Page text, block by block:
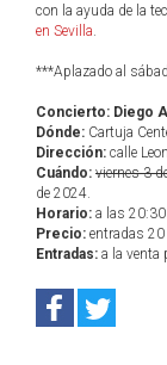
con la ayuda de la
en Sevilla.
***Aplazado al
Concierto: Diego
Dónde: Cartuja
Dirección: calle
Cuándo: viernes 3
de 2024.
Horario: a las
Precio: entradas 20
Entradas: a la venta